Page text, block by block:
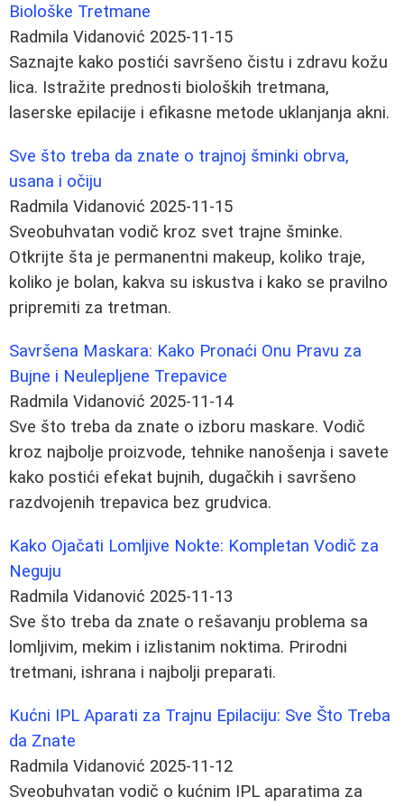
Biološke Tretmane
Radmila Vidanović 2025-11-15
Saznajte kako postići savršeno čistu i zdravu kožu
lica. Istražite prednosti bioloških tretmana,
laserske epilacije i efikasne metode uklanjanja akni.
Sve što treba da znate o trajnoj šminki obrva,
usana i očiju
Radmila Vidanović 2025-11-15
Sveobuhvatan vodič kroz svet trajne šminke.
Otkrijte šta je permanentni makeup, koliko traje,
koliko je bolan, kakva su iskustva i kako se pravilno
pripremiti za tretman.
Savršena Maskara: Kako Pronaći Onu Pravu za
Bujne i Neulepljene Trepavice
Radmila Vidanović 2025-11-14
Sve što treba da znate o izboru maskare. Vodič
kroz najbolje proizvode, tehnike nanošenja i savete
kako postići efekat bujnih, dugačkih i savršeno
razdvojenih trepavica bez grudvica.
Kako Ojačati Lomljive Nokte: Kompletan Vodič za
Neguju
Radmila Vidanović 2025-11-13
Sve što treba da znate o rešavanju problema sa
lomljivim, mekim i izlistanim noktima. Prirodni
tretmani, ishrana i najbolji preparati.
Kućni IPL Aparati za Trajnu Epilaciju: Sve Što Treba
da Znate
Radmila Vidanović 2025-11-12
Sveobuhvatan vodič o kućnim IPL aparatima za